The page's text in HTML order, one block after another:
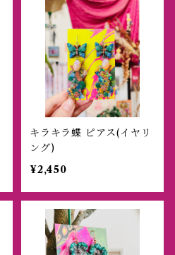
キラキラ蝶 ピアス(イヤリ
ング)
¥2,450